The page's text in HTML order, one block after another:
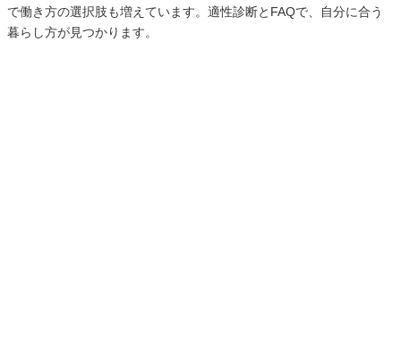
で働き方の選択肢も増えています。適性診断とFAQで、自分に合う
暮らし方が見つかります。